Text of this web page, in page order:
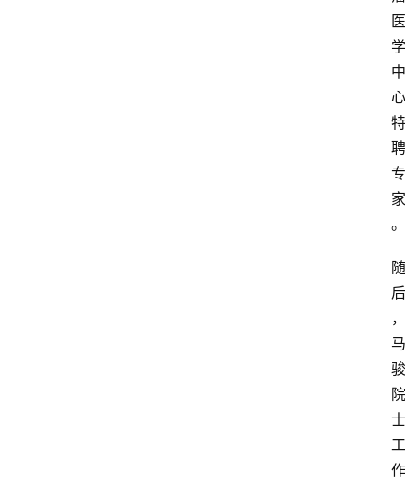
医
学
中
心
特
聘
专
家
。
随
后
，
马
骏
院
士
工
作